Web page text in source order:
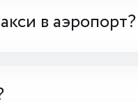
в аэропорт?